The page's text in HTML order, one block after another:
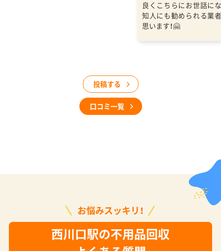
良くこちらにお世話に
知人にも勧められる業
思います！🤗
投稿する
口コミ一覧
お悩みスッキリ！
西川口駅の不用品回収